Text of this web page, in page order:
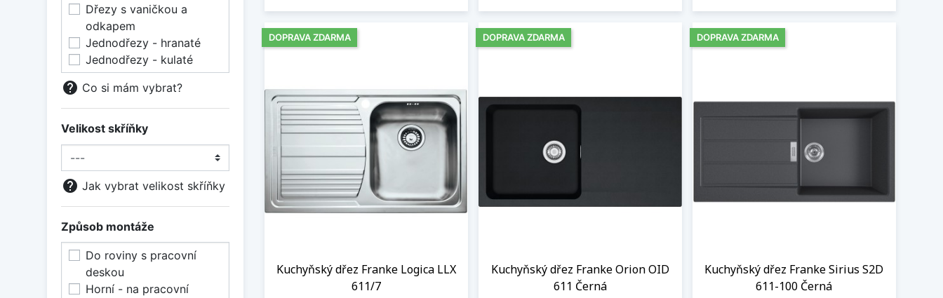
Dřezy s vaničkou a
odkapem
Jednodřezy - hranaté
Jednodřezy - kulaté
help Co si mám vybrat?
Velikost skříňky
help Jak vybrat velikost skříňky
Způsob montáže
Do roviny s pracovní
deskou
Horní - na pracovní
Kuchyňský dřez Franke Logica LLX
611/7
DOPRAVA ZDARMA
Kuchyňský dřez Franke Orion OID
611 Černá
DOPRAVA ZDARMA
Kuchyňský dřez Franke Sirius S2D
611-100 Černá
DOPRAVA ZDARMA